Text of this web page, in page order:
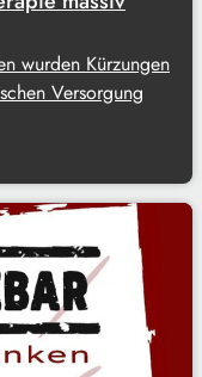
wurden Kürzungen
Versorgung